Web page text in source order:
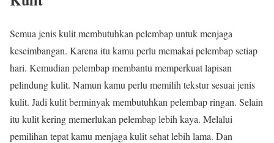
Semua jenis kulit membutuhkan pelembap untuk menjaga
keseimbangan. Karena itu kamu perlu memakai pelembap setiap
hari. Kemudian pelembap membantu memperkuat lapisan
pelindung kulit. Namun kamu perlu memilih tekstur sesuai jenis
kulit. Jadi kulit berminyak membutuhkan pelembap ringan. Selain
itu kulit kering memerlukan pelembap lebih kaya. Melalui
pemilihan tepat kamu menjaga kulit sehat lebih lama. Dan